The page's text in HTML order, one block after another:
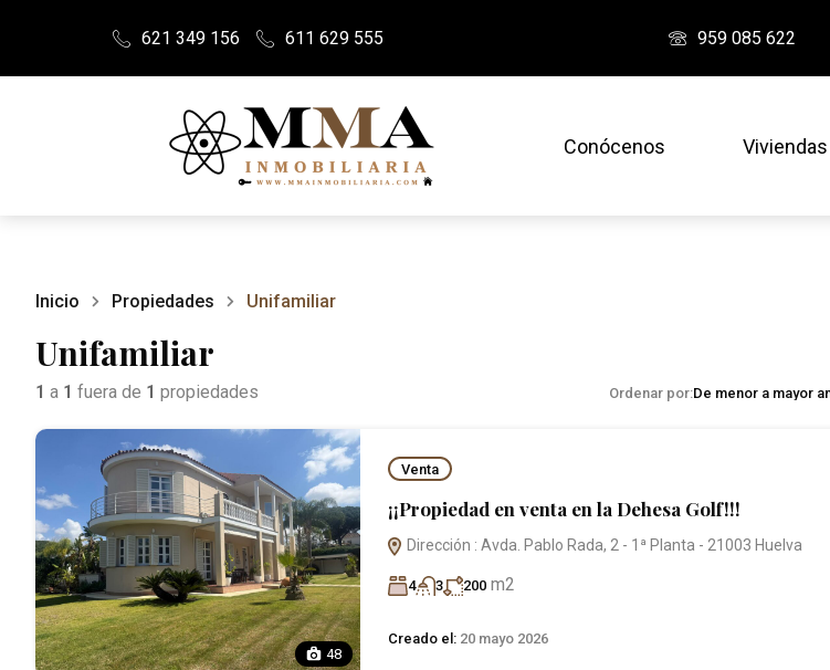
621 349 156 611 629 555 959 085 622
Conócenos Viviendas
Inicio Propiedades Unifamiliar
Unifamiliar
1 a 1 fuera de 1 propiedades Ordenar por:De menor a mayor
48
Venta
¡¡Propiedad en venta en la Dehesa Golf!!!
Dirección : Avda. Pablo Rada, 2 - 1ª Planta - 21003 Huelva
4 3 200 m2
Creado el: 20 mayo 2026